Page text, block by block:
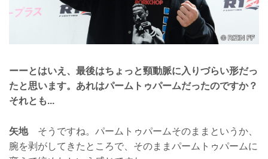
ーーとはいえ、最後はちょっと頸動脈に入りづらい形だっ
たと思います。あれはパームトゥパームだったのですか？
それとも...
矢地そうですね。パームトゥパームそのままというか、
腕を剥がしてきたところで、そのままパームトゥパームに